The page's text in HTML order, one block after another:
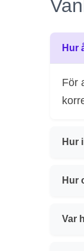
Hur
För
Hur
Hur
Var